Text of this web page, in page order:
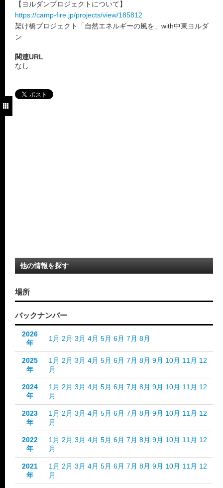
【ヨルダンプロジェクトについて】
https://camp-fire.jp/projects/view/185812
架け橋プロジェクト「自然エネルギーの風を」with中東ヨルダ
ン
関連URL
なし
他の情報を探す
場所
バックナンバー
2026
年
1月 2月 3月 4月 5月 6月 7月 8月
2025
年
1月 2月 3月 4月 5月 6月 7月 8月 9月 10月 11月 12
月
2024
年
1月 2月 3月 4月 5月 6月 7月 8月 9月 10月 11月 12
月
2023
年
1月 2月 3月 4月 5月 6月 7月 8月 9月 10月 11月 12
月
2022
年
1月 2月 3月 4月 5月 6月 7月 8月 9月 10月 11月 12
月
2021
年
1月 2月 3月 4月 5月 6月 7月 8月 9月 10月 11月 12
月